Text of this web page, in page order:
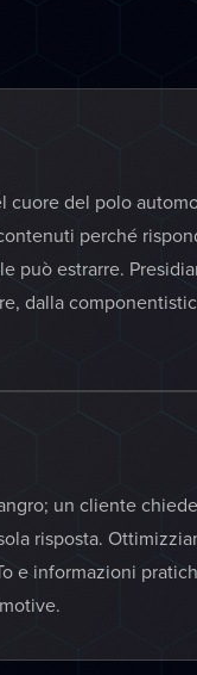
cuore del polo
perché
può estrarre.
dalla
un cliente
risposta.
e informazioni